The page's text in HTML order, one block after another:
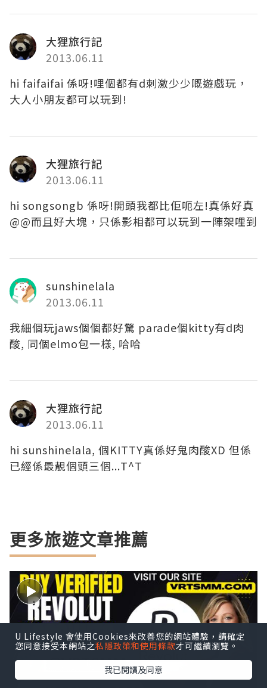
大狸旅行記
2013.06.11
hi faifaifai 係呀!哩個都有d刺激少少嘅遊戲玩，
大人小朋友都可以玩到!
大狸旅行記
2013.06.11
hi songsongb 係呀!開頭我都比佢呃左!真係好真
@@而且好大塊，只係影相都可以玩到一陣架哩到
sunshinelala
2013.06.11
我細個玩jaws個個都好驚 parade個kitty有d肉
酸, 同個elmo包一樣, 哈哈
大狸旅行記
2013.06.11
hi sunshinelala, 個KITTY真係好鬼肉酸XD 但係
已經係最靚個頭三個...T^T
更多旅遊文章推薦
U Lifestyle 會使用Cookies來改善您的網站體驗，請確定
您同意接受本網站之私隱政策和使用條款才可繼續瀏覽。
我已閱讀及同意